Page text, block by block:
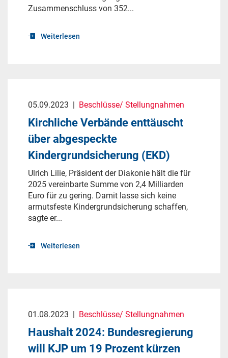
Zusammenschluss von 352...
Weiterlesen
05.09.2023 | Beschlüsse/ Stellungnahmen
Kirchliche Verbände enttäuscht
über abgespeckte
Kindergrundsicherung (EKD)
Ulrich Lilie, Präsident der Diakonie hält die für
2025 vereinbarte Summe von 2,4 Milliarden
Euro für zu gering. Damit lasse sich keine
armutsfeste Kindergrundsicherung schaffen,
sagte er...
Weiterlesen
01.08.2023 | Beschlüsse/ Stellungnahmen
Haushalt 2024: Bundesregierung
will KJP um 19 Prozent kürzen